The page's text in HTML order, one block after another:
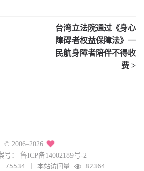
台湾立法院通过《身心
障碍者权益保障法》—
民航身障者陪伴不得收
费 >
© 2006–2026
号： 鲁ICP备14002189号-2
75534 本站访问量 82364